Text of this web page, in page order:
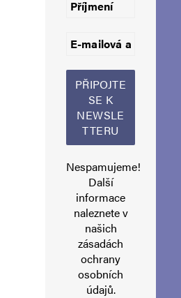
Informujte mě o nových komentářích e-mailem.
Alternative:
Nespamujeme!
Další
informace
naleznete v
našich
zásadách
ochrany
osobních
údajů.